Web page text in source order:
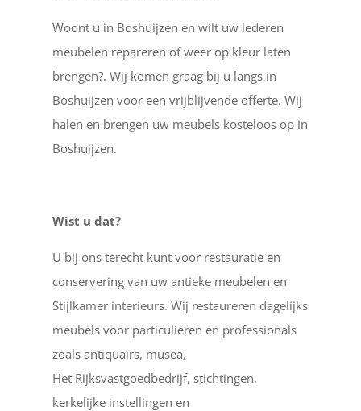
Woont u in Boshuijzen en wilt uw lederen
meubelen repareren of weer op kleur laten
brengen?. Wij komen graag bij u langs in
Boshuijzen voor een vrijblijvende offerte. Wij
halen en brengen uw meubels kosteloos op in
Boshuijzen.
Wist u dat?
U bij ons terecht kunt voor restauratie en
conservering van uw antieke meubelen en
Stijlkamer interieurs. Wij restaureren dagelijks
meubels voor particulieren en professionals
zoals antiquairs, musea,
Het Rijksvastgoedbedrijf, stichtingen,
kerkelijke instellingen en